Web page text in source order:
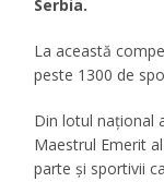
Serbia.
La această
peste 1300 de
Din lotul naţional
Maestrul Emerit
parte şi sportivii